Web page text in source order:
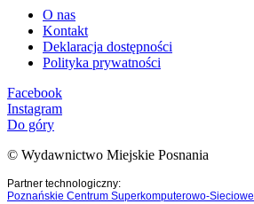
O nas
Kontakt
Deklaracja dostępności
Polityka prywatności
Facebook
Instagram
Do góry
© Wydawnictwo Miejskie Posnania
Partner technologiczny:
Poznańskie Centrum Superkomputerowo-Sieciowe